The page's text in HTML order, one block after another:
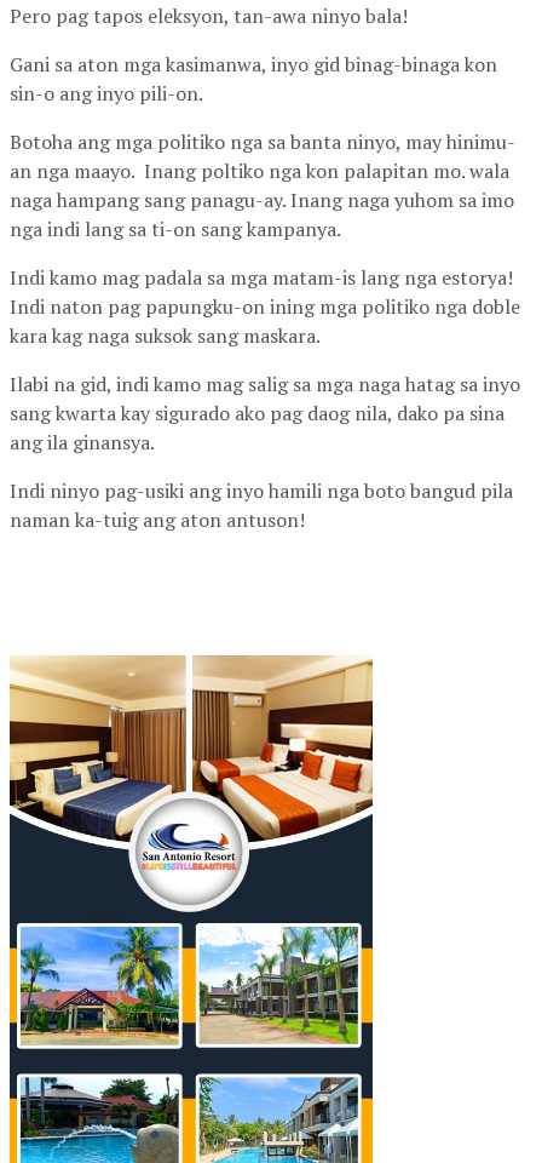
Pero pag tapos eleksyon, tan-awa ninyo bala!
Gani sa aton mga kasimanwa, inyo gid binag-binaga kon
sin-o ang inyo pili-on.
Botoha ang mga politiko nga sa banta ninyo, may hinimu-
an nga maayo. Inang poltiko nga kon palapitan mo. wala
naga hampang sang panagu-ay. Inang naga yuhom sa imo
nga indi lang sa ti-on sang kampanya.
Indi kamo mag padala sa mga matam-is lang nga estorya!
Indi naton pag papungku-on ining mga politiko nga doble
kara kag naga suksok sang maskara.
Ilabi na gid, indi kamo mag salig sa mga naga hatag sa inyo
sang kwarta kay sigurado ako pag daog nila, dako pa sina
ang ila ginansya.
Indi ninyo pag-usiki ang inyo hamili nga boto bangud pila
naman ka-tuig ang aton antuson!